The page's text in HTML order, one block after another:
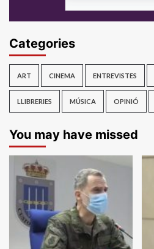
Categories
ART CINEMA ENTREVISTES
LLIBRERIES MÚSICA OPINIÓ
You may have missed